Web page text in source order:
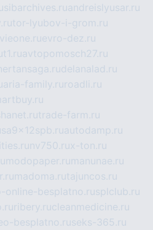
sibarchives.ruandreislyusar.ru
tor-lyubov-i-grom.ru
evro-dez.ru
avtopomosch27.ru
nertansaga.rudelanalad.ru
aria-family.ru roadli.ru
trade-farm.ru
autodamp.ru
nv750.rux-ton.ru
modopaper.ru manunae.ru
madoma.rutajuncos.ru
online-besplatno.rusplclub.ru
ribery.rucleanmedicine.ru
besplatno.ruseks-365.ru